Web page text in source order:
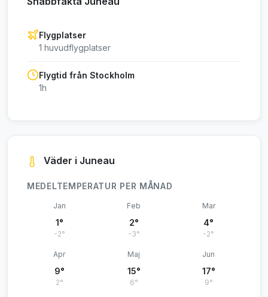
Flygplatser
1 huvudflygplatser
Flygtid från Stockholm
1h
Väder i Juneau
MEDELTEMPERATUR PER MÅNAD
Jan
1°
-2°
Feb
2°
-3°
Mar
4°
-2°
Apr
9°
2°
Maj
15°
6°
Jun
17°
9°